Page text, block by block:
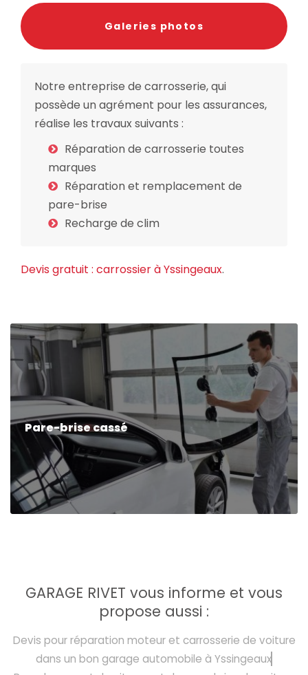
Galeries photos
Notre entreprise de carrosserie, qui
possède un agrément pour les assurances,
réalise les travaux suivants :
Réparation de carrosserie toutes
marques
Réparation et remplacement de
pare-brise
Recharge de clim
Devis gratuit : carrossier à Yssingeaux.
Pare-brise cassé
GARAGE RIVET vous informe et vous
propose aussi :
Devis pour réparation moteur et carrosserie de voiture
dans un bon garage automobile à Yssingeaux